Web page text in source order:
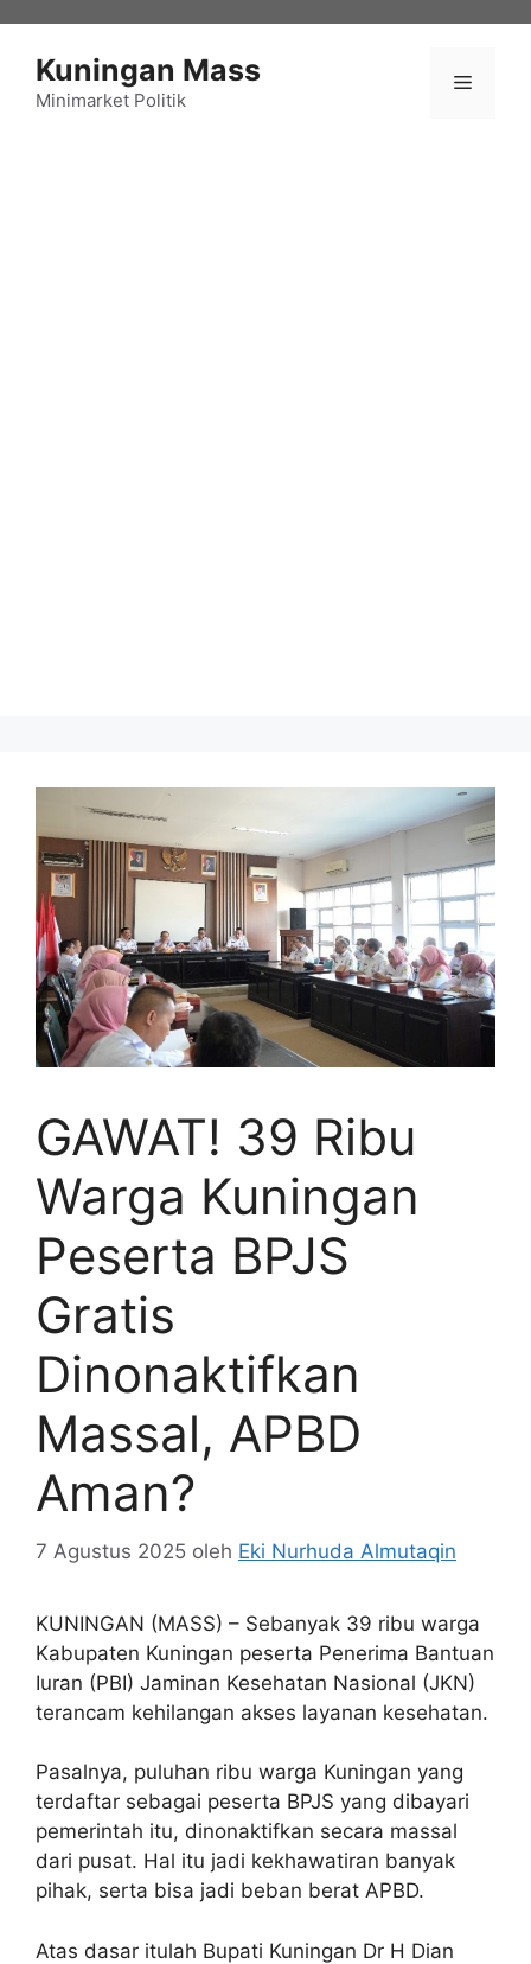
Kuningan Mass
Minimarket Politik
Menu
GAWAT! 39 Ribu
Warga Kuningan
Peserta BPJS
Gratis
Dinonaktifkan
Massal, APBD
Aman?
7 Agustus 2025 oleh Eki Nurhuda Almutaqin
KUNINGAN (MASS) – Sebanyak 39 ribu warga
Kabupaten Kuningan peserta Penerima Bantuan
Iuran (PBI) Jaminan Kesehatan Nasional (JKN)
terancam kehilangan akses layanan kesehatan.
Pasalnya, puluhan ribu warga Kuningan yang
terdaftar sebagai peserta BPJS yang dibayari
pemerintah itu, dinonaktifkan secara massal
dari pusat. Hal itu jadi kekhawatiran banyak
pihak, serta bisa jadi beban berat APBD.
Atas dasar itulah Bupati Kuningan Dr H Dian